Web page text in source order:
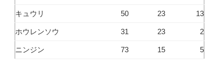
キュウリ 50 23 13
ホウレンソウ 31 23 2
ニンジン 73 15 5